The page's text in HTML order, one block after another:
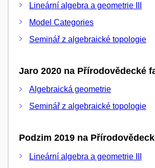
Lineární algebra a geometrie III
Model Categories
Seminář z algebraické topologie
Jaro 2020 na Přírodovědecké
Algebraická geometrie
Seminář z algebraické topologie
Podzim 2019 na
Lineární algebra a geometrie III